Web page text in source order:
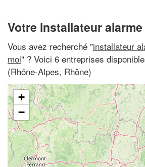
Votre installateur
Vous avez recherché "installateur
moi" ? Voici 6 entreprises
(Rhône-Alpes, Rhône)
+
−